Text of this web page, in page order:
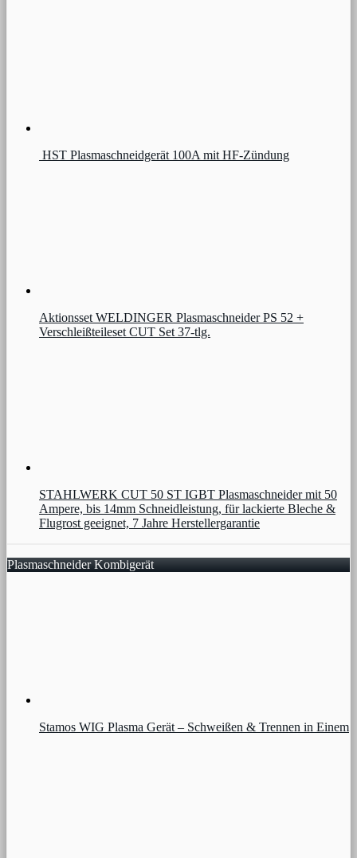
HST Plasmaschneidgerät 100A mit HF-Zündung
Aktionsset WELDINGER Plasmaschneider PS 52 +
Verschleißteileset CUT Set 37-tlg.
STAHLWERK CUT 50 ST IGBT Plasmaschneider mit 50
Ampere, bis 14mm Schneidleistung, für lackierte Bleche &
Flugrost geeignet, 7 Jahre Herstellergarantie
Plasmaschneider Kombigerät
Stamos WIG Plasma Gerät – Schweißen & Trennen in Einem